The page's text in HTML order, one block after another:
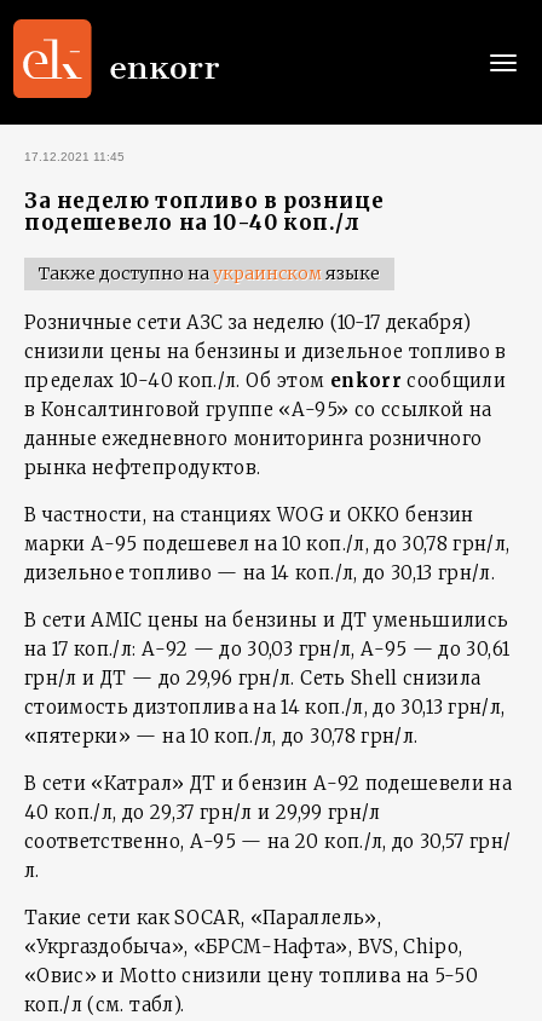
17.12.2021 11:45
За неделю топливо в рознице
подешевело на 10-40 коп./л
Также доступно наукраинскомязыке
Розничные сети АЗС за неделю (10-17 декабря)
снизили цены на бензины и дизельное топливо в
пределах 10-40 коп./л. Об этом enkorr сообщили
в Консалтинговой группе «А-95» со ссылкой на
данные ежедневного мониторинга розничного
рынка нефтепродуктов.
В частности, на станциях WOG и ОККО бензин
марки А-95 подешевел на 10 коп./л, до 30,78 грн/л,
дизельное топливо — на 14 коп./л, до 30,13 грн/л.
В сети AMIC цены на бензины и ДТ уменьшились
на 17 коп./л: А-92 — до 30,03 грн/л, А-95 — до 30,61
грн/л и ДТ — до 29,96 грн/л. Сеть Shell снизила
стоимость дизтоплива на 14 коп./л, до 30,13 грн/л,
«пятерки» — на 10 коп./л, до 30,78 грн/л.
В сети «Катрал» ДТ и бензин А-92 подешевели на
40 коп./л, до 29,37 грн/л и 29,99 грн/л
соответственно, А-95 — на 20 коп./л, до 30,57 грн/
л.
Такие сети как SOCAR, «Параллель»,
«Укргаздобыча», «БРСМ-Нафта», BVS, Chipo,
«Овис» и Motto снизили цену топлива на 5-50
коп./л (см. табл).